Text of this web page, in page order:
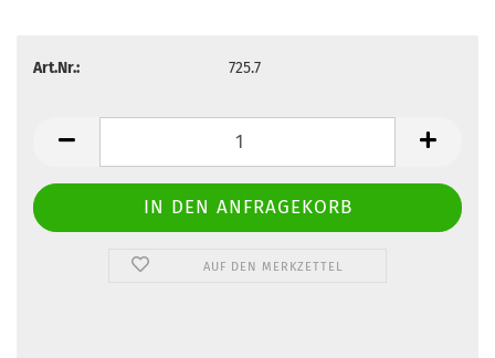
Art.Nr.: 725.7
AUF DEN MERKZETTEL